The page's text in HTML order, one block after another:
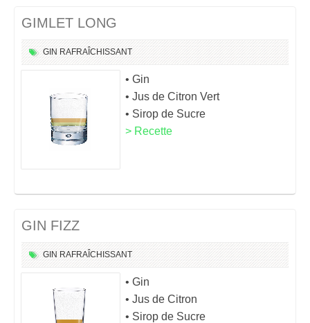
GIMLET LONG
GIN RAFRAÎCHISSANT
• Gin
• Jus de Citron Vert
• Sirop de Sucre
> Recette
GIN FIZZ
GIN RAFRAÎCHISSANT
• Gin
• Jus de Citron
• Sirop de Sucre